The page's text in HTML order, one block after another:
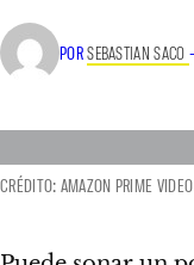
PORSEBASTIAN SACO
CRÉDITO: AMAZON PRIME VIDEO